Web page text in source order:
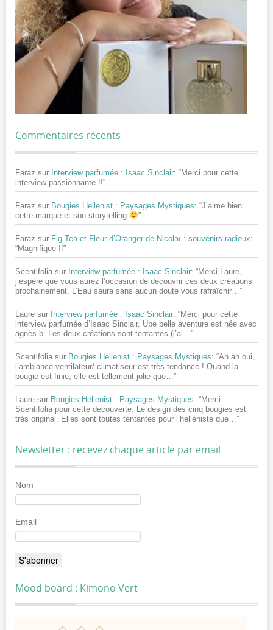
Commentaires récents
Faraz sur Interview parfumée : Isaac Sinclair: “Merci pour cette
interview passionnante !!”
Faraz sur Bougies Hellenist : Paysages Mystiques: “J’aime bien
cette marque et son storytelling
”
Faraz sur Fig Tea et Fleur d’Oranger de Nicolaï : souvenirs radieux:
“Magnifique !!”
Scentifolia sur Interview parfumée : Isaac Sinclair: “Merci Laure,
j’espère que vous aurez l’occasion de découvrir ces deux créations
prochainement. L’Eau saura sans aucun doute vous rafraîchir… ”
Laure sur Interview parfumée : Isaac Sinclair: “Merci pour cette
interview parfumée d’Isaac Sinclair. Ube belle aventure est née avec
agnès.b. Les deux créations sont tentantes (j’ai… ”
Scentifolia sur Bougies Hellenist : Paysages Mystiques: “Ah ah oui,
l’ambiance ventilateur/ climatiseur est très tendance ! Quand la
bougie est finie, elle est tellement jolie que…”
Laure sur Bougies Hellenist : Paysages Mystiques: “Merci
Scentifolia pour cette découverte. Le design des cinq bougies est
très original. Elles sont toutes tentantes pour l’helléniste que…”
Newsletter : recevez chaque article par email
Nom
Email
Mood board : Kimono Vert